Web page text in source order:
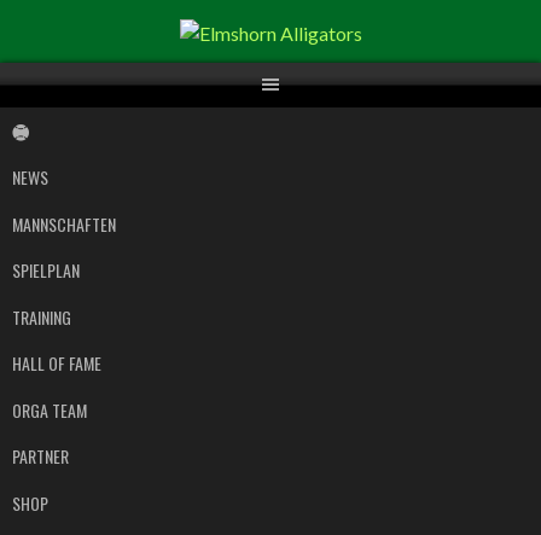
Inhalt
NEWS
MANNSCHAFTEN
SPIELPLAN
TRAINING
HALL OF FAME
ORGA TEAM
PARTNER
SHOP